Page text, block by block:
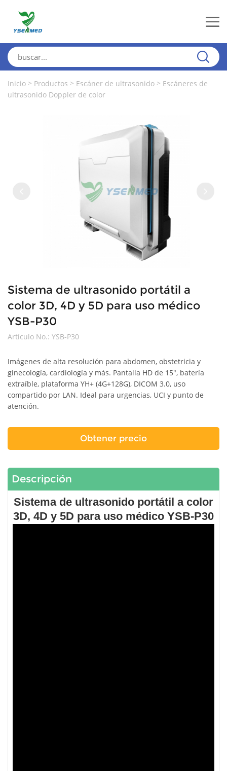
Inicio > Productos > Escáner de ultrasonido > Escáneres de
ultrasonido Doppler de color
Sistema de ultrasonido portátil a
color 3D, 4D y 5D para uso médico
YSB-P30
Artículo No.: YSB-P30
Imágenes de alta resolución para abdomen, obstetricia y
ginecología, cardiología y más. Pantalla HD de 15", batería
extraíble, plataforma YH+ (4G+128G), DICOM 3.0, uso
compartido por LAN. Ideal para urgencias, UCI y punto de
atención.
Obtener precio
Descripción
Sistema de ultrasonido portátil a color
3D, 4D y 5D para uso médico YSB-P30